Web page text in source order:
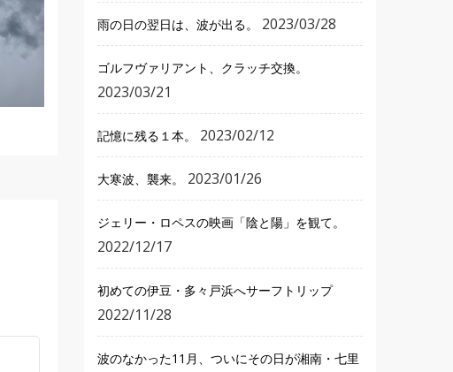
雨の日の翌日は、波が出る。 2023/03/28
ゴルフヴァリアント、クラッチ交換。
2023/03/21
記憶に残る１本。 2023/02/12
大寒波、襲来。 2023/01/26
ジェリー・ロペスの映画「陰と陽」を観て。
2022/12/17
初めての伊豆・多々戸浜へサーフトリップ
2022/11/28
波のなかった11月、ついにその日が湘南・七里